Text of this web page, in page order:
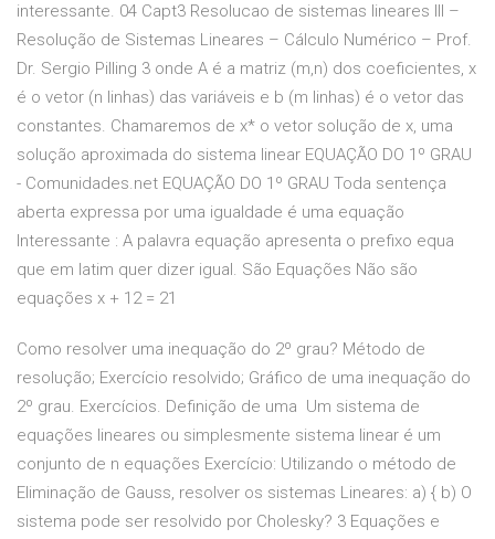
interessante. 04 Capt3 Resolucao de sistemas lineares III –
Resolução de Sistemas Lineares – Cálculo Numérico – Prof.
Dr. Sergio Pilling 3 onde A é a matriz (m,n) dos coeficientes, x
é o vetor (n linhas) das variáveis e b (m linhas) é o vetor das
constantes. Chamaremos de x* o vetor solução de x, uma
solução aproximada do sistema linear EQUAÇÃO DO 1º GRAU
- Comunidades.net EQUAÇÃO DO 1º GRAU Toda sentença
aberta expressa por uma igualdade é uma equação
Interessante : A palavra equação apresenta o prefixo equa
que em latim quer dizer igual. São Equações Não são
equações x + 12 = 21
Como resolver uma inequação do 2º grau? Método de
resolução; Exercício resolvido; Gráfico de uma inequação do
2º grau. Exercícios. Definição de uma Um sistema de
equações lineares ou simplesmente sistema linear é um
conjunto de n equações Exercício: Utilizando o método de
Eliminação de Gauss, resolver os sistemas Lineares: a) { b) O
sistema pode ser resolvido por Cholesky? 3 Equações e